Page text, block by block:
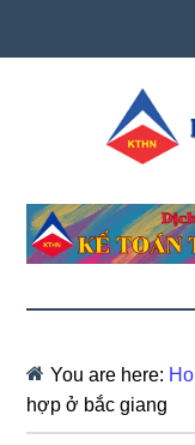
You are here:
hợp ở bắc giang